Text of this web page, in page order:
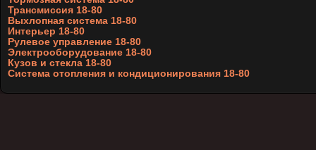
Трансмиссия 18-80
Выхлопная система 18-80
Интерьер 18-80
Рулевое управление 18-80
Электрооборудование 18-80
Кузов и стекла 18-80
Система отопления и кондиционирования 18-80